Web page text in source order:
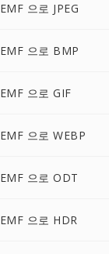
EMF 으로 JPEG
EMF 으로 BMP
EMF 으로 GIF
EMF 으로 WEBP
EMF 으로 ODT
EMF 으로 HDR